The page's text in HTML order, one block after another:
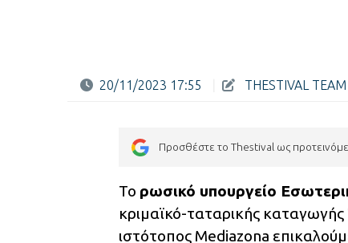
20/11/2023 17:55 THESTIVAL TEAM
Προσθέστε το Thestival ως
Το ρωσικό υπουργείο
κριμαϊκό-ταταρικής καταγωγής
ιστότοπος Mediazona